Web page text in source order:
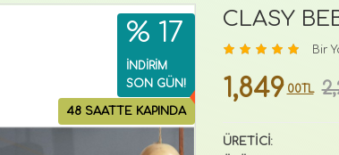
48 SAATTE KAPINDA
% 17
İNDİRİM
SON GÜN!
CLASY
Bir
1,849 00TL
ÜRETİCİ: